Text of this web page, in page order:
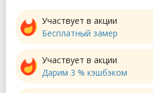
Участвует в акции
Бесплатный замер
Участвует в акции
Дарим 3 % кэшбэком